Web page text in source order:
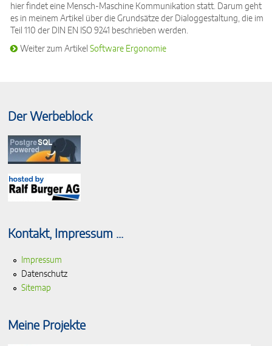
hier findet eine Mensch-Maschine Kommunikation statt. Darum geht
es in meinem Artikel über die Grundsätze der Dialoggestaltung, die im
Teil 110 der DIN EN ISO 9241 beschrieben werden.
Weiter zum ArtikelSoftware Ergonomie
Der Werbeblock
Kontakt, Impressum ...
Impressum
Datenschutz
Sitemap
Meine Projekte